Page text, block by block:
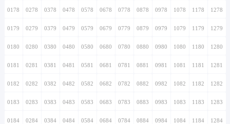
0178 0278 0378 0478 0578 0678 0778 0878 0978 1078 1178 1278
0179 0279 0379 0479 0579 0679 0779 0879 0979 1079 1179 1279
0180 0280 0380 0480 0580 0680 0780 0880 0980 1080 1180 1280
0181 0281 0381 0481 0581 0681 0781 0881 0981 1081 1181 1281
0182 0282 0382 0482 0582 0682 0782 0882 0982 1082 1182 1282
0183 0283 0383 0483 0583 0683 0783 0883 0983 1083 1183 1283
0184 0284 0384 0484 0584 0684 0784 0884 0984 1084 1184 1284